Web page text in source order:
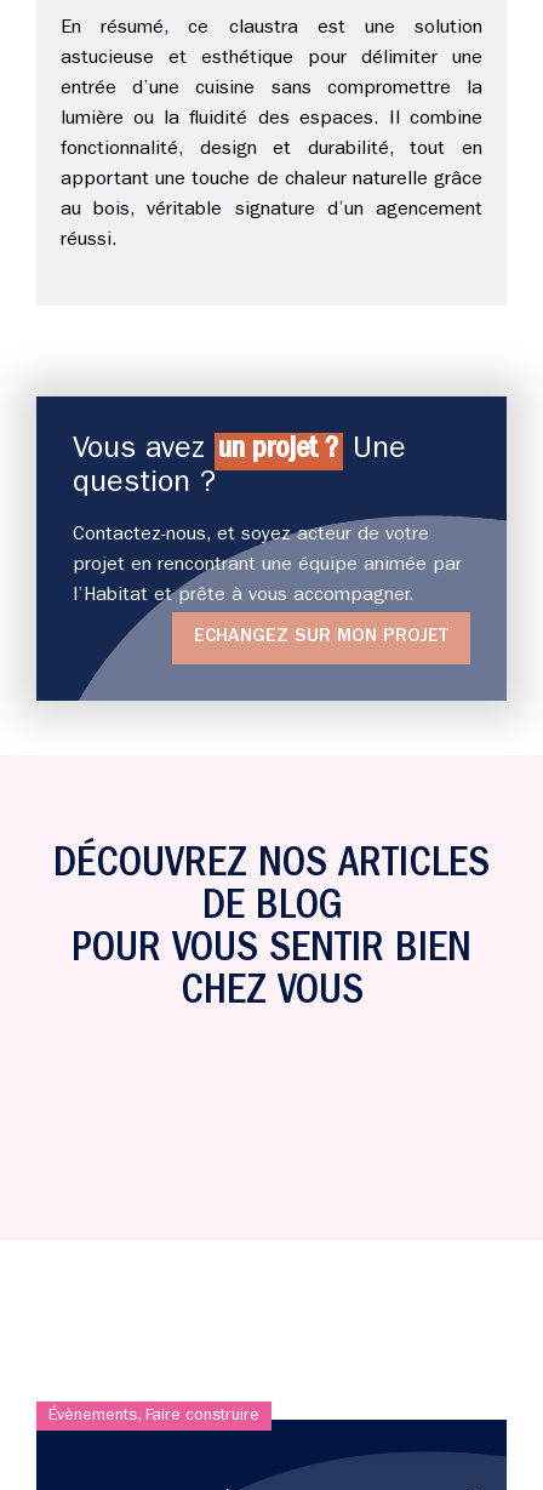
En résumé, ce claustra est une solution
astucieuse et esthétique pour délimiter une
entrée d’une cuisine sans compromettre la
lumière ou la fluidité des espaces. Il combine
fonctionnalité, design et durabilité, tout en
apportant une touche de chaleur naturelle grâce
au bois, véritable signature d’un agencement
réussi.
Vous avez un projet ? Une
question ?
Contactez-nous, et soyez acteur de votre
projet en rencontrant une équipe animée par
l’Habitat et prête à vous accompagner.
ECHANGEZ SUR MON PROJET
DÉCOUVREZ NOS ARTICLES
DE BLOG
POUR VOUS SENTIR BIEN
CHEZ VOUS
Évènements, Faire construire